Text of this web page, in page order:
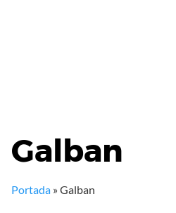
Galban
Portada »Galban